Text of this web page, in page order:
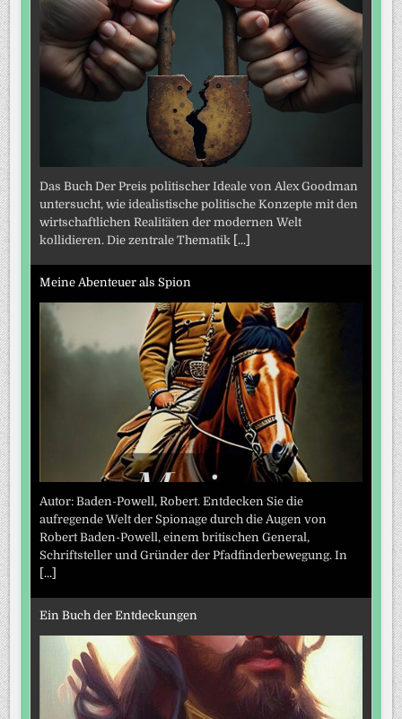
Das Buch Der Preis politischer Ideale von Alex Goodman
untersucht, wie idealistische politische Konzepte mit den
wirtschaftlichen Realitäten der modernen Welt
kollidieren. Die zentrale Thematik [...]
Meine Abenteuer als Spion
Autor: Baden-Powell, Robert. Entdecken Sie die
aufregende Welt der Spionage durch die Augen von
Robert Baden-Powell, einem britischen General,
Schriftsteller und Gründer der Pfadfinderbewegung. In
[...]
Ein Buch der Entdeckungen